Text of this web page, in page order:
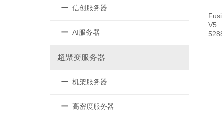
－ 信创服务器
－ AI服务器
超聚变服务器
－ 机架服务器
－ 高密度服务器
V5